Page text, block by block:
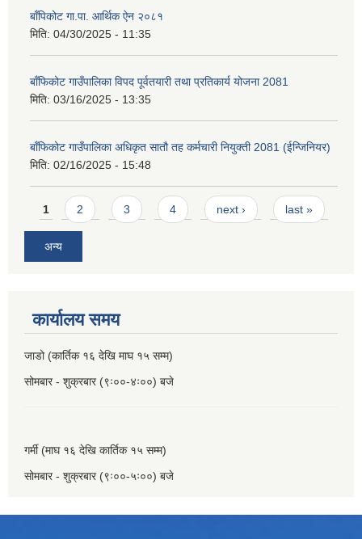
बाँपिकोट गा.पा. आर्थिक ऐन २०८१
मिति: 04/30/2025 - 11:35
बाँफिकोट गाउँपालिका विपद पूर्वतयारी तथा प्रतिकार्य योजना 2081
मिति: 03/16/2025 - 13:35
बाँफिकोट गाउँपालिका अधिकृत सातौ तह कर्मचारी नियुक्ती 2081 (ईन्जिनियर)
मिति: 02/16/2025 - 15:48
Pages
1 2 3 4 next › last »
अन्य
कार्यालय समय
जाडो (कार्तिक १६ देखि माघ १५ सम्म)
सोमबार - शुक्रबार (९ः००-४ः००) बजे
गर्मी (माघ १६ देखि कार्तिक १५ सम्म)
सोमबार - शुक्रबार (९ः००-५ः००) बजे